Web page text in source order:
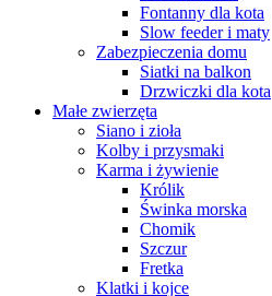
Fontanny dla kota
Slow feeder i maty
Zabezpieczenia domu
Siatki na balkon
Drzwiczki dla kota
Małe zwierzęta
Siano i zioła
Kolby i przysmaki
Karma i żywienie
Królik
Świnka morska
Chomik
Szczur
Fretka
Klatki i kojce